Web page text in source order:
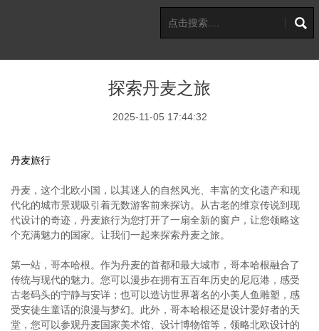
探索丹麦之旅
2025-11-05 17:44:32
丹麦旅行
丹麦，这个北欧小国，以其迷人的自然风光、丰富的文化遗产和现
代化的城市景观吸引着无数游客前来探访。从古老的维京传说到现
代设计的奇迹，丹麦旅行为您打开了一扇全新的窗户，让您领略这
个充满魅力的国家。让我们一起来探索丹麦之旅。
第一站，哥本哈根。作为丹麦的首都和最大城市，哥本哈根融合了
传统与现代的魅力。您可以漫步在拥有五百年历史的尼厄港，感受
古老码头的宁静与安详；也可以造访世界著名的小美人鱼雕塑，感
受安徒生童话的浪漫与梦幻。此外，哥本哈根还是设计爱好者的天
堂，您可以参观丹麦国家美术馆、设计博物馆等，领略北欧设计的